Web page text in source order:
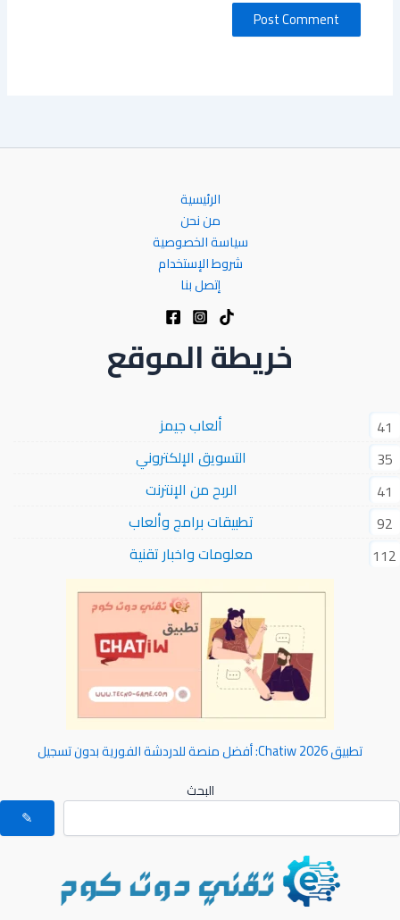
الرئيسية
من نحن
سياسة الخصوصية
شروط الإستخدام
إتصل بنا
خريطة الموقع
ألعاب جيمز
41
التسويق الإلكتروني
35
الربح من الإنترنت
41
تطبيقات برامج وألعاب
92
معلومات واخبار تقنية
112
تطبيق Chatiw 2026: أفضل منصة للدردشة الفورية بدون تسجيل
البحث
✎